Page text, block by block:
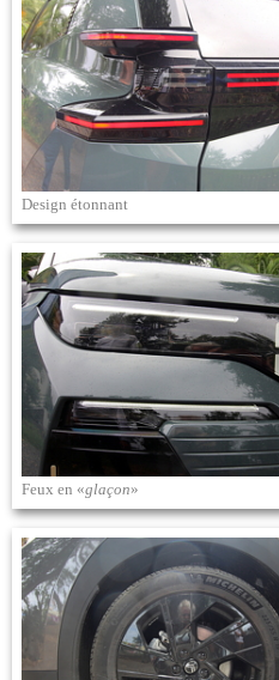
Design étonnant
Feux en «glaçon»